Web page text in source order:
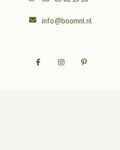
info@boomnl.nl